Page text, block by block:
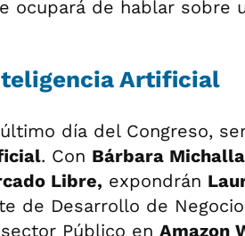
ocupará de hablar sobre
Artificial
día del Congreso,
. Con Bárbara
Libre, expondrán
de Desarrollo de
Público en Amazon